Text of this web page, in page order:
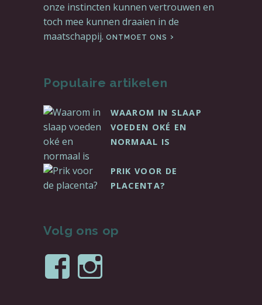
onze instincten kunnen vertrouwen en
toch mee kunnen draaien in de
maatschappij. ONTMOET ONS
Populaire artikelen
WAAROM IN SLAAP
VOEDEN OKÉ EN
NORMAAL IS
PRIK VOOR DE
PLACENTA?
Volg ons op
Bekijk